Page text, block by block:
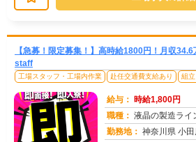
【急募！限定募集！】高時給1800円！月収
staff
工場スタッフ・工場内作業 赴任交通費支給あり 組
給与： 時給1,800円
職種： 液晶の製造ライ
勤務地： 神奈川県 小